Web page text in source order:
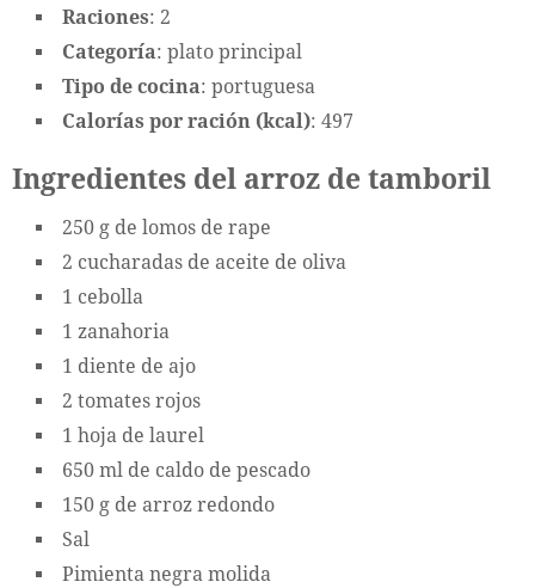
Raciones: 2
Categoría: plato principal
Tipo de cocina: portuguesa
Calorías por ración (kcal): 497
Ingredientes del arroz de tamboril
250 g de lomos de rape
2 cucharadas de aceite de oliva
1 cebolla
1 zanahoria
1 diente de ajo
2 tomates rojos
1 hoja de laurel
650 ml de caldo de pescado
150 g de arroz redondo
Sal
Pimienta negra molida